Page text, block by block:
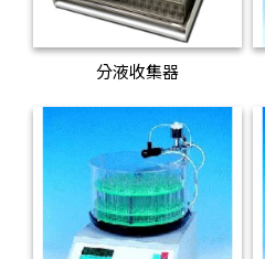
分液收集器